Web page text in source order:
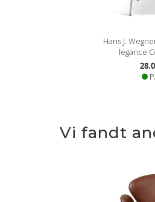
Hans J.
legance
Vi fandt